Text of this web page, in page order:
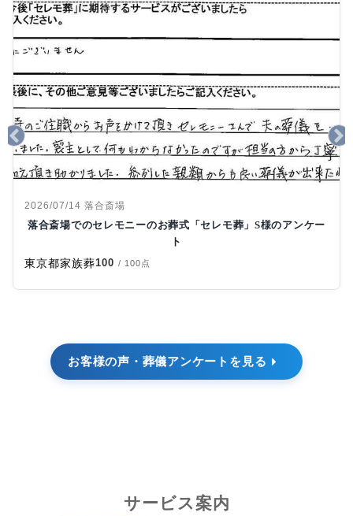
2026/07/14 落合斎場
落合斎場でのセレモニーのお葬式「セレモ葬」S様のアンケー
ト
東京都家族葬100 / 100点
お客様の声・葬儀アンケートを見る
サービス案内